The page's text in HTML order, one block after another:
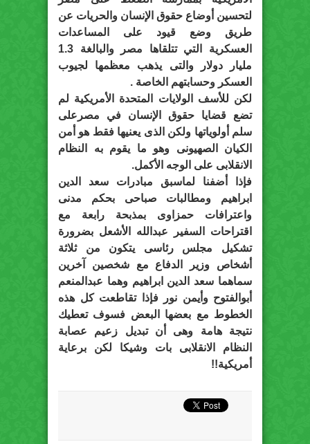
لتحسين أوضاع حقوق الإنسان والحريات عن
طريق وضع قيود على المساعدات
العسكرية التي تتلقاها مصر والبالغة 1.3
مليار دولار والتى يذهب معظمها لجيوب
العسكر وحسابتهم الخاصة .
لكن للأسف الولايات المتحدة الأمريكية لم
تضع قضايا حقوق الإنسان في مصرعلى
سلم أولوياتها ولكن الذى يعنيها فقط هو أمن
الكيان الصهيونى وهو ما يقوم به النظام
الانقلابى على الوجه الأكمل.
فإذا أضفنا لماسبق مبادرات سعد الدين
ابراهيم ومطالبات صباحى بحكم مدنى
واعترافات حمزاوى بمذبحة رابعة مع
اقتراحات السفير عبدالله الأشعل بضرورة
تشكيل مجلس رئاسى يتكون من ثلاثة
أشخاص وزير الدفاع مع شخصين آخرين
سماهما سعد الدين ابراهيم وهما عبدالمنعم
أبوالفتوح وأيمن نور فإذا تقاطعت كل هذه
الخطوط مع بعضها البعض فسوف تعطيك
نتيجة هامة وهى أن تبديل زعيم عصابة
النظام الانقلابى بات وشيكا لكن برعاية
أمريكية!!